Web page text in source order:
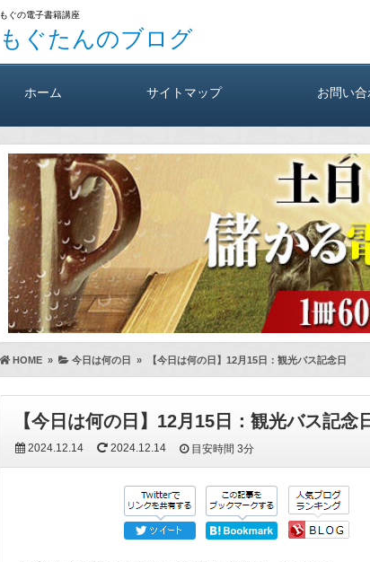
もぐの電子書籍講座
もぐたんのブログ
ホーム サイトマップ お問い
HOME » 今日は何の日 » 【今日は何の日】12月15日：観光バス記念日
【今日は何の日】12月15日：観光バス記念
2024.12.14 2024.12.14 目安時間3分